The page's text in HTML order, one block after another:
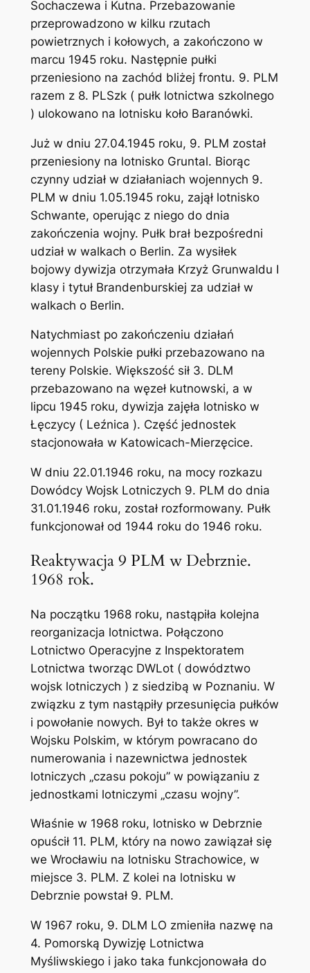
Sochaczewa i Kutna. Przebazowanie
przeprowadzono w kilku rzutach
powietrznych i kołowych, a zakończono w
marcu 1945 roku. Następnie pułki
przeniesiono na zachód bliżej frontu. 9. PLM
razem z 8. PLSzk ( pułk lotnictwa szkolnego
) ulokowano na lotnisku koło Baranówki.
Już w dniu 27.04.1945 roku, 9. PLM został
przeniesiony na lotnisko Gruntal. Biorąc
czynny udział w działaniach wojennych 9.
PLM w dniu 1.05.1945 roku, zajął lotnisko
Schwante, operując z niego do dnia
zakończenia wojny. Pułk brał bezpośredni
udział w walkach o Berlin. Za wysiłek
bojowy dywizja otrzymała Krzyż Grunwaldu I
klasy i tytuł Brandenburskiej za udział w
walkach o Berlin.
Natychmiast po zakończeniu działań
wojennych Polskie pułki przebazowano na
tereny Polskie. Większość sił 3. DLM
przebazowano na węzeł kutnowski, a w
lipcu 1945 roku, dywizja zajęła lotnisko w
Łęczycy ( Leźnica ). Część jednostek
stacjonowała w Katowicach-Mierzęcice.
W dniu 22.01.1946 roku, na mocy rozkazu
Dowódcy Wojsk Lotniczych 9. PLM do dnia
31.01.1946 roku, został rozformowany. Pułk
funkcjonował od 1944 roku do 1946 roku.
Reaktywacja 9 PLM w Debrznie.
1968 rok.
Na początku 1968 roku, nastąpiła kolejna
reorganizacja lotnictwa. Połączono
Lotnictwo Operacyjne z Inspektoratem
Lotnictwa tworząc DWLot ( dowództwo
wojsk lotniczych ) z siedzibą w Poznaniu. W
związku z tym nastąpiły przesunięcia pułków
i powołanie nowych. Był to także okres w
Wojsku Polskim, w którym powracano do
numerowania i nazewnictwa jednostek
lotniczych „czasu pokoju” w powiązaniu z
jednostkami lotniczymi „czasu wojny”.
Właśnie w 1968 roku, lotnisko w Debrznie
opuścił 11. PLM, który na nowo zawiązał się
we Wrocławiu na lotnisku Strachowice, w
miejsce 3. PLM. Z kolei na lotnisku w
Debrznie powstał 9. PLM.
W 1967 roku, 9. DLM LO zmieniła nazwę na
4. Pomorską Dywizję Lotnictwa
Myśliwskiego i jako taka funkcjonowała do